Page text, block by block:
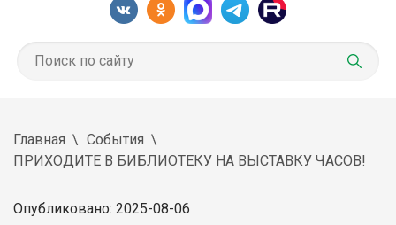
Главная
События
ПРИХОДИТЕ В БИБЛИОТЕКУ НА ВЫСТАВКУ ЧАСОВ!
Опубликовано: 2025-08-06